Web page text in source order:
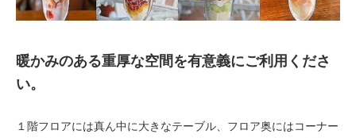
暖かみのある重厚な空間を有意義にご利用くださ
い。
１階フロアには真ん中に大きなテーブル、フロア奥にはコーナー